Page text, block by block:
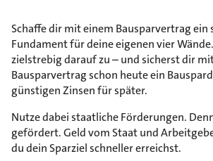
Schaffe dir mit einem Bausparvertrag ein
Fundament für deine eigenen vier
zielstrebig darauf zu – und sicherst dir
Bausparvertrag schon heute ein
günstigen Zinsen für später.
Nutze dabei staatliche Förderungen.
gefördert. Geld vom Staat und
du dein Sparziel schneller erreichst.